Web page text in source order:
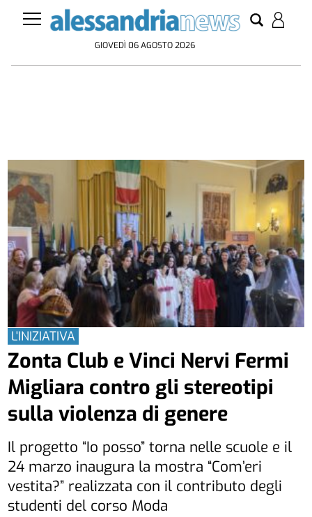
GIOVEDÌ 06 AGOSTO 2026
L'INIZIATIVA
Zonta Club e Vinci Nervi Fermi
Migliara contro gli stereotipi
sulla violenza di genere
Il progetto “Io posso” torna nelle scuole e il
24 marzo inaugura la mostra “Com’eri
vestita?” realizzata con il contributo degli
studenti del corso Moda